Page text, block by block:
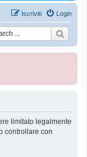
Login
Iscriviti
limitato legalmente
controllare con